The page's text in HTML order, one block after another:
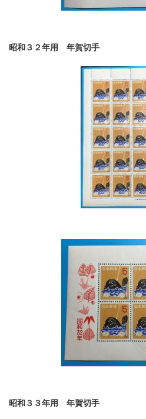
昭和３２年用 年賀切手
昭和３３年用 年賀切手